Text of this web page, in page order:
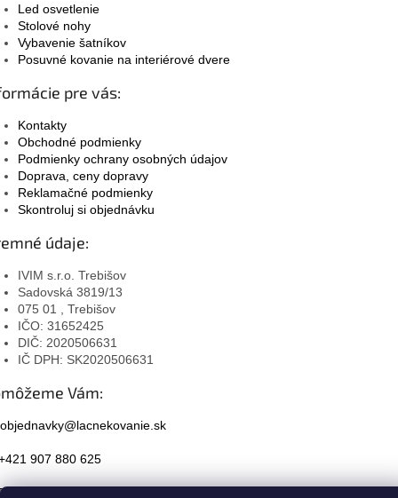
Led osvetlenie
Stolové nohy
Vybavenie šatníkov
Posuvné kovanie na interiérové dvere
pre vás:
Kontakty
Obchodné podmienky
Podmienky ochrany osobných údajov
Doprava, ceny dopravy
Reklamačné podmienky
Skontroluj si objednávku
údaje:
IVIM s.r.o. Trebišov
Sadovská 3819/13
075 01 , Trebišov
IČO: 31652425
DIČ: 2020506631
IČ DPH: SK2020506631
Vám:
objednavky@lacnekovanie.sk
907 880 625